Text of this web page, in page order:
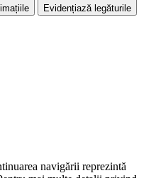
Evidențiază legăturile
navigării reprezintă